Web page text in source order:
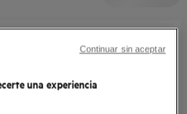
una experiencia
Continuar sin aceptar